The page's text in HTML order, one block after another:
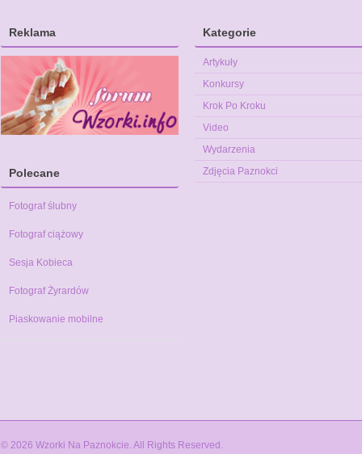
Reklama
Polecane
Fotograf ślubny
Fotograf ciążowy
Sesja Kobieca
Fotograf Żyrardów
Piaskowanie mobilne
Kategorie
Artykuły
Konkursy
Krok Po Kroku
Video
Wydarzenia
Zdjęcia Paznokci
© 2026 Wzorki Na Paznokcie. All Rights Reserved.